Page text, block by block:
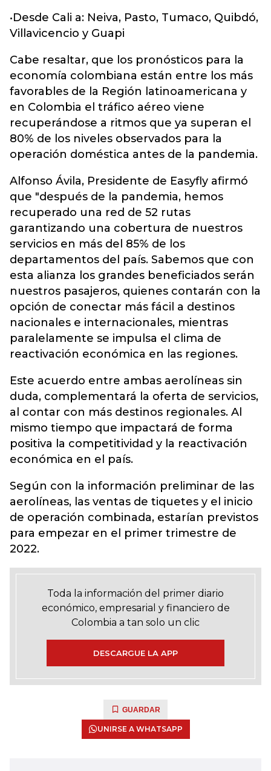
•Desde Cali a: Neiva, Pasto, Tumaco, Quibdó,
Villavicencio y Guapi
Cabe resaltar, que los pronósticos para la
economía colombiana están entre los más
favorables de la Región latinoamericana y
en Colombia el tráfico aéreo viene
recuperándose a ritmos que ya superan el
80% de los niveles observados para la
operación doméstica antes de la pandemia.
Alfonso Ávila, Presidente de Easyfly afirmó
que "después de la pandemia, hemos
recuperado una red de 52 rutas
garantizando una cobertura de nuestros
servicios en más del 85% de los
departamentos del país. Sabemos que con
esta alianza los grandes beneficiados serán
nuestros pasajeros, quienes contarán con la
opción de conectar más fácil a destinos
nacionales e internacionales, mientras
paralelamente se impulsa el clima de
reactivación económica en las regiones.
Este acuerdo entre ambas aerolíneas sin
duda, complementará la oferta de servicios,
al contar con más destinos regionales. Al
mismo tiempo que impactará de forma
positiva la competitividad y la reactivación
económica en el país.
Según con la información preliminar de las
aerolíneas, las ventas de tiquetes y el inicio
de operación combinada, estarían previstos
para empezar en el primer trimestre de
2022.
Toda la información del primer diario
económico, empresarial y financiero de
Colombia a tan solo un clic
DESCARGUE LA APP
GUARDAR
UNIRSE A WHATSAPP